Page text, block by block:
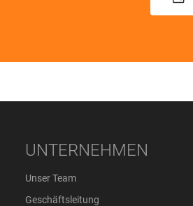
UNTERNEHMEN
Unser Team
Geschäftsleitung